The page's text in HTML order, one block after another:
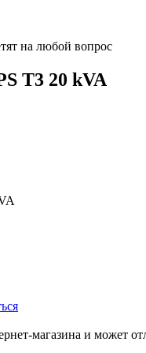
на любой вопрос
T3 20 kVA
магазина и может